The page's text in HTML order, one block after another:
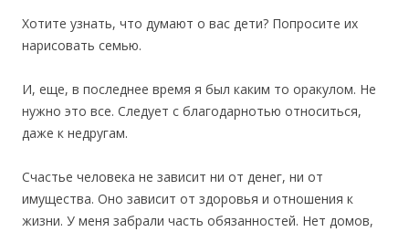
Хотите узнать, что думают о вас дети? Попросите их
нарисовать семью.
И, еще, в последнее время я был каким то оракулом. Не
нужно это все. Следует с благодарнотью относиться,
даже к недругам.
Счастье человека не зависит ни от денег, ни от
имущества. Оно зависит от здоровья и отношения к
жизни. У меня забрали часть обязанностей. Нет домов,